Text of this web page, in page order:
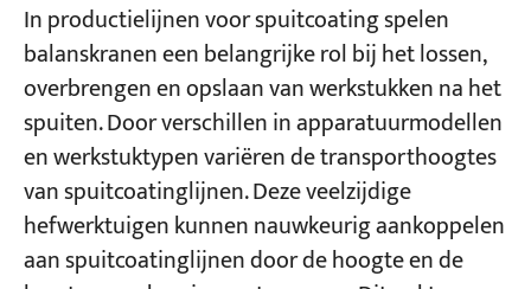
In productielijnen voor spuitcoating spelen
balanskranen een belangrijke rol bij het lossen,
overbrengen en opslaan van werkstukken na het
spuiten. Door verschillen in apparatuurmodellen
en werkstuktypen variëren de transporthoogtes
van spuitcoatinglijnen. Deze veelzijdige
hefwerktuigen kunnen nauwkeurig aankoppelen
aan spuitcoatinglijnen door de hoogte en de